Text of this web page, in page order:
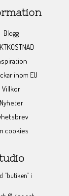
Blogg
inom EU
Villkor
Nyheter
cookies
"butiken" i